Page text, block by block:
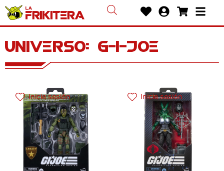
contenido
HeartUser-
circlecart
Bars
Universo: g-i-joe
Inicie sesión Inicie sesión